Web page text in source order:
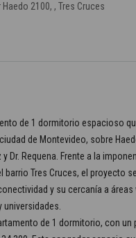
2100, , Tres Cruces
de 1 dormitorio espacioso
de Montevideo, sobre
Dr. Requena. Frente a la
barrio Tres Cruces, el proyecto
y su cercanía a áreas
de 1 dormitorio, con un